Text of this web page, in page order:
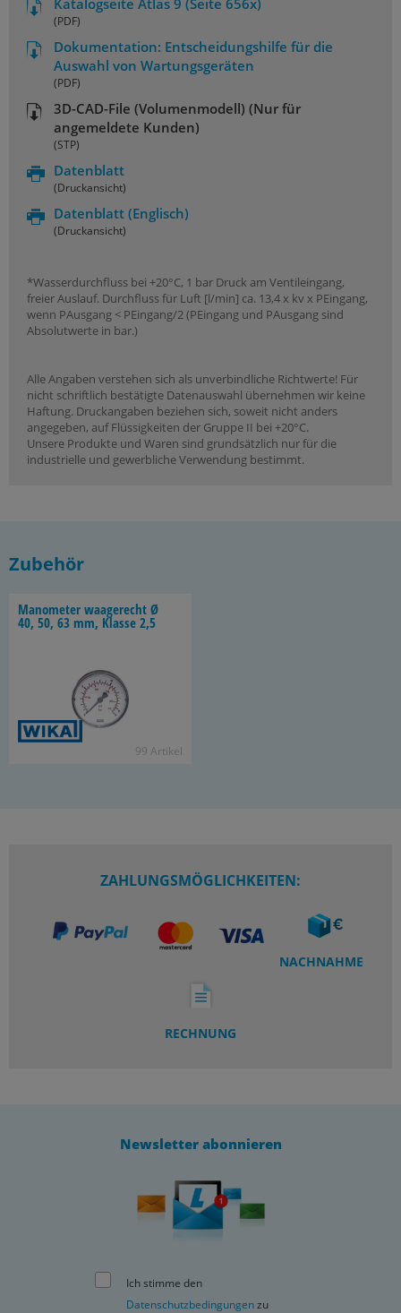
Katalogseite Atlas 9 (Seite 656x)
(PDF)
Dokumentation: Entscheidungshilfe für die
Auswahl von Wartungsgeräten
(PDF)
3D-CAD-File (Volumenmodell) (Nur für
angemeldete Kunden)
(STP)
Datenblatt
(Druckansicht)
Datenblatt (Englisch)
(Druckansicht)
*Wasserdurchfluss bei +20°C, 1 bar Druck am Ventileingang,
freier Auslauf. Durchfluss für Luft [l/min] ca. 13,4 x kv x PEingang,
wenn PAusgang < PEingang/2 (PEingang und PAusgang sind
Absolutwerte in bar.)
Alle Angaben verstehen sich als unverbindliche Richtwerte! Für
nicht schriftlich bestätigte Datenauswahl übernehmen wir keine
Haftung. Druckangaben beziehen sich, soweit nicht anders
angegeben, auf Flüssigkeiten der Gruppe II bei +20°C.
Unsere Produkte und Waren sind grundsätzlich nur für die
industrielle und gewerbliche Verwendung bestimmt.
Zubehör
Ma­no­me­ter waa­ge­recht Ø
40, 50, 63 mm, Klas­se 2,5
99 Ar­ti­kel
ZAHLUNGSMÖGLICHKEITEN:
NACHNAHME
RECHNUNG
Newsletter abonnieren
Ich stimme den
Datenschutzbedingungenzu